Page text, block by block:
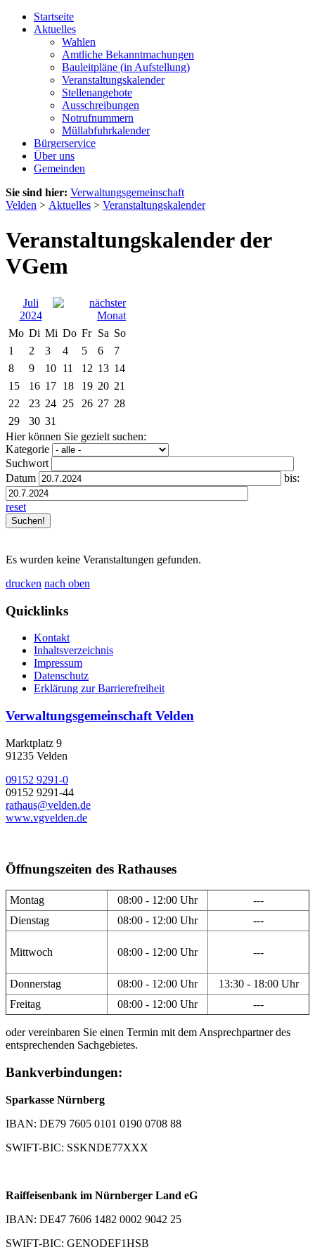
Startseite
Aktuelles
Wahlen
Amtliche Bekanntmachungen
Bauleitpläne (in Aufstellung)
Veranstaltungskalender
Stellenangebote
Ausschreibungen
Notrufnummern
Müllabfuhrkalender
Bürgerservice
Über uns
Gemeinden
Sie sind hier: Verwaltungsgemeinschaft
Velden > Aktuelles > Veranstaltungskalender
Veranstaltungskalender der
VGem
Juli
2024
Mo Di Mi Do Fr Sa So
1
2 3 4 5 6
7
8
9 10 11 12 13 14
15
16 17 18 19 20 21
22
23 24 25 26 27 28
29
30 31
Hier können Sie gezielt suchen:
Kategorie
Suchwort
Datum
bis:
reset
Es wurden keine Veranstaltungen gefunden.
drucken nach oben
Quicklinks
Kontakt
Inhaltsverzeichnis
Impressum
Datenschutz
Erklärung zur Barrierefreiheit
Verwaltungsgemeinschaft Velden
Marktplatz 9
91235 Velden
09152 9291-0
09152 9291-44
rathaus@velden.de
www.vgvelden.de
Öffnungszeiten des Rathauses
Montag 08:00 - 12:00 Uhr
---
Dienstag
08:00 - 12:00 Uhr ---
Mittwoch 08:00 - 12:00 Uhr ---
Donnerstag 08:00 - 12:00 Uhr
13:30 - 18:00 Uhr
Freitag
08:00 - 12:00 Uhr ---
oder vereinbaren Sie einen Termin mit dem Ansprechpartner des
entsprechenden Sachgebietes.
Bankverbindungen:
Sparkasse Nürnberg
IBAN: DE79 7605 0101 0190 0708 88
SWIFT-BIC: SSKNDE77XXX
Raiffeisenbank im Nürnberger Land eG
IBAN: DE47 7606 1482 0002 9042 25
SWIFT-BIC: GENODEF1HSB